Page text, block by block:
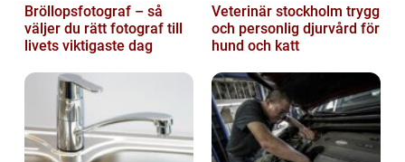
Bröllopsfotograf – så
väljer du rätt fotograf till
livets viktigaste dag
Veterinär stockholm trygg
och personlig djurvård för
hund och katt